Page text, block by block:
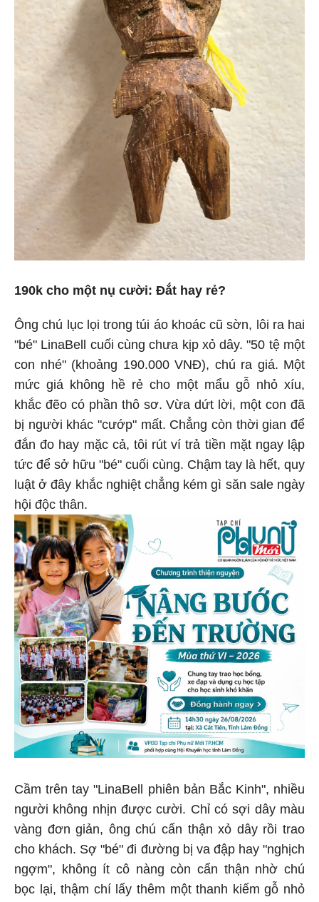
190k cho một nụ cười: Đắt hay rẻ?
Ông chú lục lọi trong túi áo khoác cũ sờn, lôi ra hai
"bé" LinaBell cuối cùng chưa kịp xỏ dây. "50 tệ một
con nhé" (khoảng 190.000 VNĐ), chú ra giá. Một
mức giá không hề rẻ cho một mẩu gỗ nhỏ xíu,
khắc đẽo có phần thô sơ. Vừa dứt lời, một con đã
bị người khác "cướp" mất. Chẳng còn thời gian để
đắn đo hay mặc cả, tôi rút ví trả tiền mặt ngay lập
tức để sở hữu "bé" cuối cùng. Chậm tay là hết, quy
luật ở đây khắc nghiệt chẳng kém gì săn sale ngày
hội độc thân.
Cầm trên tay "LinaBell phiên bản Bắc Kinh", nhiều
người không nhịn được cười. Chỉ có sợi dây màu
vàng đơn giản, ông chú cẩn thận xỏ dây rồi trao
cho khách. Sợ "bé" đi đường bị va đập hay "nghịch
ngợm", không ít cô nàng còn cẩn thận nhờ chú
bọc lại, thậm chí lấy thêm một thanh kiếm gỗ nhỏ